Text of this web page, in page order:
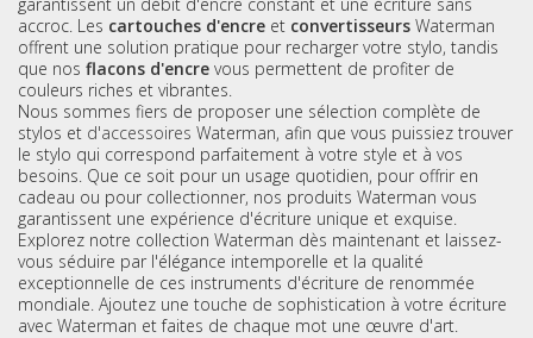
accroc. Les cartouches d'encre et convertisseurs Waterman
offrent une solution pratique pour recharger votre stylo, tandis
que nos flacons d'encre vous permettent de profiter de
couleurs riches et vibrantes.
Nous sommes fiers de proposer une sélection complète de
stylos et d'accessoires Waterman, afin que vous puissiez trouver
le stylo qui correspond parfaitement à votre style et à vos
besoins. Que ce soit pour un usage quotidien, pour offrir en
cadeau ou pour collectionner, nos produits Waterman vous
garantissent une expérience d'écriture unique et exquise.
Explorez notre collection Waterman dès maintenant et laissez-
vous séduire par l'élégance intemporelle et la qualité
exceptionnelle de ces instruments d'écriture de renommée
mondiale. Ajoutez une touche de sophistication à votre écriture
avec Waterman et faites de chaque mot une œuvre d'art.